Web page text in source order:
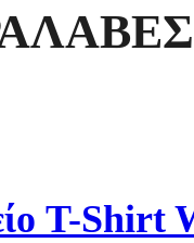
T-Shirt